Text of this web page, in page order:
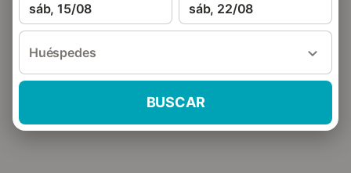
sáb, 15/08 sáb, 22/08
Huéspedes
BUSCAR